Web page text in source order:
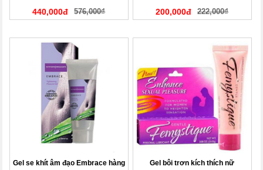
440,000đ 576,000₫ 200,000đ 222,000₫
Gel se khít âm đạo Embrace hàng
Gel bôi trơn kích thích nữ